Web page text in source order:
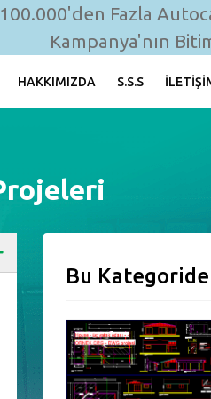
Fazla
Kampanya'nın
HAKKIMIZDA S.S.S
Bu